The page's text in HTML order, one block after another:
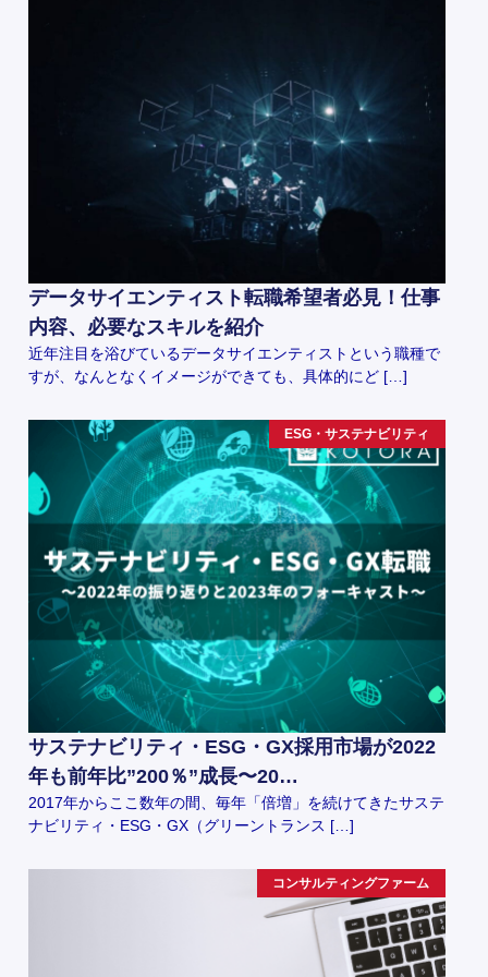
データサイエンティスト転職希望者必見！仕事
内容、必要なスキルを紹介
近年注目を浴びているデータサイエンティストという職種で
すが、なんとなくイメージができても、具体的にど […]
ESG・サステナビリティ
サステナビリティ・ESG・GX採用市場が2022
年も前年比”200％”成長〜20…
2017年からここ数年の間、毎年「倍増」を続けてきたサステ
ナビリティ・ESG・GX（グリーントランス […]
コンサルティングファーム